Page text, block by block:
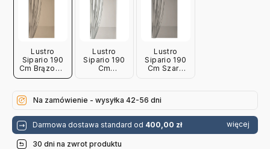
Lustro
Sipario 190
Cm Brązowe
Calligaris
Lustro
Sipario 190
Cm
Lustro
Sipario 190
Cm Szare
Na zamówienie - wysyłka 42-56 dni
Darmowa dostawa standard od 400,00 zł więcej
30 dni na zwrot produktu